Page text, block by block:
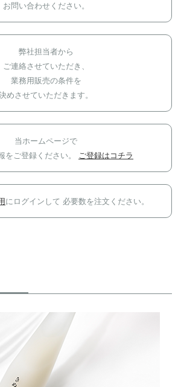
お問い合わせください。
弊社担当者から
ご連絡させていただき、
業務用販売の条件を
めさせていただきます。
当ホームページで
をご登録ください。
ご登録はコチラ
にログインして 必要数を注文ください。